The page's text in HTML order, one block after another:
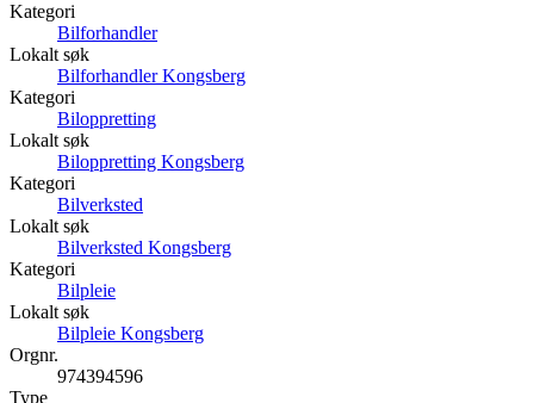
Kategori
Bilforhandler
Lokalt søk
Bilforhandler Kongsberg
Kategori
Biloppretting
Lokalt søk
Biloppretting Kongsberg
Kategori
Bilverksted
Lokalt søk
Bilverksted Kongsberg
Kategori
Bilpleie
Lokalt søk
Bilpleie Kongsberg
Orgnr.
974394596
Type